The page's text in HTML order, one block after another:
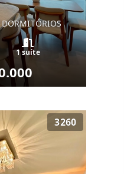
1 suíte
3260